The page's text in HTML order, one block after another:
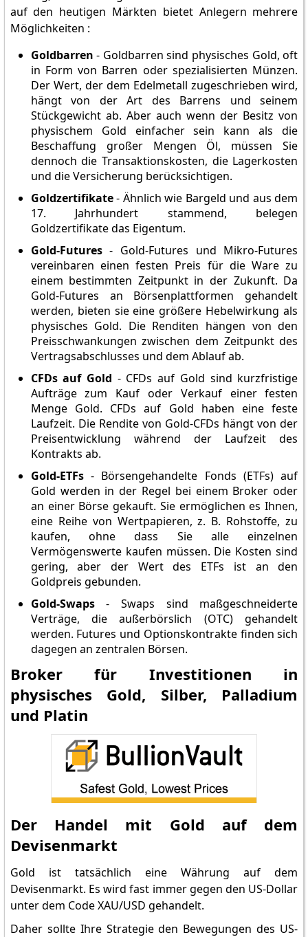
auf den heutigen Märkten bietet Anlegern mehrere
Möglichkeiten :
Goldbarren - Goldbarren sind physisches Gold, oft
in Form von Barren oder spezialisierten Münzen.
Der Wert, der dem Edelmetall zugeschrieben wird,
hängt von der Art des Barrens und seinem
Stückgewicht ab. Aber auch wenn der Besitz von
physischem Gold einfacher sein kann als die
Beschaffung großer Mengen Öl, müssen Sie
dennoch die Transaktionskosten, die Lagerkosten
und die Versicherung berücksichtigen.
Goldzertifikate- Ähnlich wie Bargeld und aus dem
17. Jahrhundert stammend, belegen
Goldzertifikate das Eigentum.
Gold-Futures- Gold-Futures und Mikro-Futures
vereinbaren einen festen Preis für die Ware zu
einem bestimmten Zeitpunkt in der Zukunft. Da
Gold-Futures an Börsenplattformen gehandelt
werden, bieten sie eine größere Hebelwirkung als
physisches Gold. Die Renditen hängen von den
Preisschwankungen zwischen dem Zeitpunkt des
Vertragsabschlusses und dem Ablauf ab.
CFDs auf Gold - CFDs auf Gold sind kurzfristige
Aufträge zum Kauf oder Verkauf einer festen
Menge Gold. CFDs auf Gold haben eine feste
Laufzeit. Die Rendite von Gold-CFDs hängt von der
Preisentwicklung während der Laufzeit des
Kontrakts ab.
Gold-ETFs- Börsengehandelte Fonds (ETFs) auf
Gold werden in der Regel bei einem Broker oder
an einer Börse gekauft. Sie ermöglichen es Ihnen,
eine Reihe von Wertpapieren, z. B. Rohstoffe, zu
kaufen, ohne dass Sie alle einzelnen
Vermögenswerte kaufen müssen. Die Kosten sind
gering, aber der Wert des ETFs ist an den
Goldpreis gebunden.
Gold-Swaps- Swaps sind maßgeschneiderte
Verträge, die außerbörslich (OTC) gehandelt
werden. Futures und Optionskontrakte finden sich
dagegen an zentralen Börsen.
Broker für Investitionen in
physisches Gold, Silber, Palladium
und Platin
Der Handel mit Gold auf dem
Devisenmarkt
Gold ist tatsächlich eine Währung auf dem
Devisenmarkt. Es wird fast immer gegen den US-Dollar
unter dem Code XAU/USD gehandelt.
Daher sollte Ihre Strategie den Bewegungen des US-